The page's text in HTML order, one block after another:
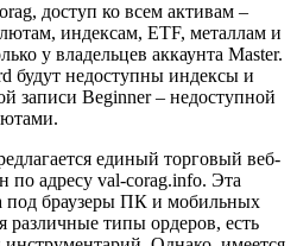
доступ ко всем активам –
индексам, ETF, металлам и
у владельцев аккаунта Master.
будут недоступны индексы и
записи Beginner – недоступной
единый торговый веб-
по адресу val-corag.info. Эта
под браузеры ПК и мобильных
различные типы ордеров, есть